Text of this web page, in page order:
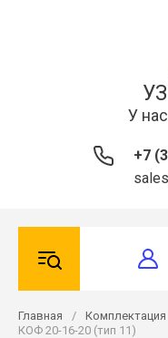
У
+7
Главная / Комплектация
КОФ 20-16-20 (тип 11)